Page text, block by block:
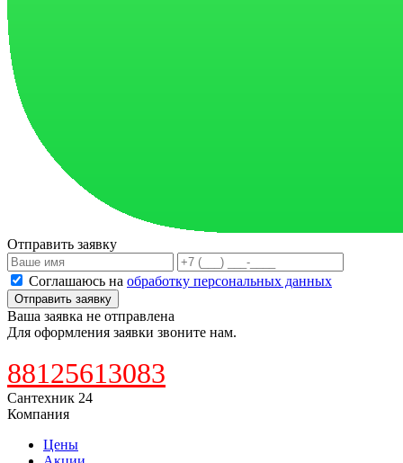
Отправить заявку
Соглашаюсь на обработку персональных данных
Отправить заявку
Ваша заявка не отправлена
Для оформления заявки звоните нам.
88125613083
Сантехник 24
Компания
Цены